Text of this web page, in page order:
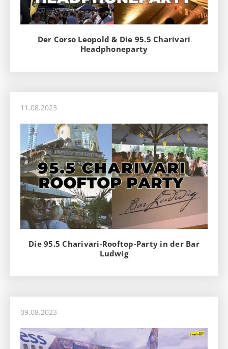
Der Corso Leopold & Die 95.5 Charivari
Headphoneparty
11.08.2023
Die 95.5 Charivari-Rooftop-Party in der Bar
Ludwig
09.08.2023